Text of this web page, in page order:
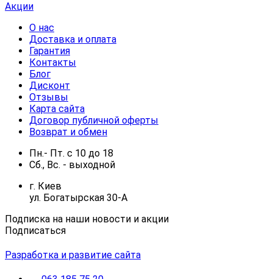
Акции
О нас
Доставка и оплата
Гарантия
Контакты
Блог
Дисконт
Отзывы
Карта сайта
Договор публичной оферты
Возврат и обмен
Пн.- Пт. с 10 до 18
Сб., Вс. - выходной
г. Киев
ул. Богатырская 30-А
Подписка на наши новости и акции
Подписаться
Разработка и развитие сайта